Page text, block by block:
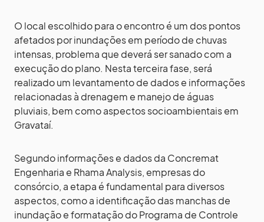
O local escolhido para o encontro é um dos pontos
afetados por inundações em período de chuvas
intensas, problema que deverá ser sanado com a
execução do plano. Nesta terceira fase, será
realizado um levantamento de dados e informações
relacionadas à drenagem e manejo de águas
pluviais, bem como aspectos socioambientais em
Gravataí.
Segundo informações e dados da Concremat
Engenharia e Rhama Analysis, empresas do
consórcio, a etapa é fundamental para diversos
aspectos, como a identificação das manchas de
inundação e formatação do Programa de Controle